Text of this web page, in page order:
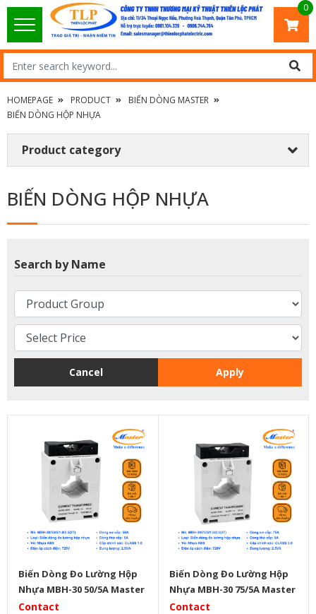
0
HOMEPAGE PRODUCT
BIẾN DÒNG MASTER
BIẾN DÒNG HỘP NHỰA
Product category
BIẾN DÒNG HỘP NHỰA
Search by Name
Cancel Apply
Biến Dòng Đo Lường Hộp
Nhựa MBH-30 50/5A Master
Contact
Biến Dòng Đo Lường Hộp
Nhựa MBH-30 75/5A Master
Contact